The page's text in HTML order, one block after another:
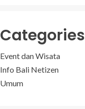
Categories
Event dan Wisata
Info Bali Netizen
Umum